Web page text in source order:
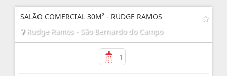
SALÃO COMERCIAL 30M² - RUDGE RAMOS
Rudge Ramos - São Bernardo do Campo
1